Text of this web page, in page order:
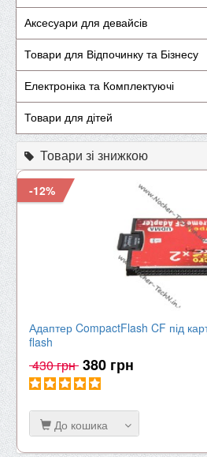
Аксесуари для девайсів
Товари для Відпочинку та Бізнесу
Електроніка та Комплектуючі
Товари для дітей
Товари зі знижкою
-12%
Адаптер CompactFlash CF під
flash
430 грн 380 грн
До кошика